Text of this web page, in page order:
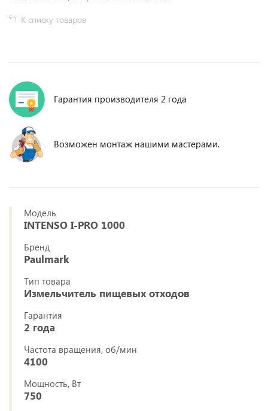
К списку товаров
Гарантия производителя 2 года
Возможен монтаж нашими мастерами.
Модель
INTENSO I-PRO 1000
Бренд
Paulmark
Тип товара
Измельчитель пищевых отходов
Гарантия
2 года
Частота вращения, об/мин
4100
Мощность, Вт
750